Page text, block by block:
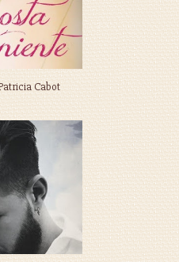
Cabot